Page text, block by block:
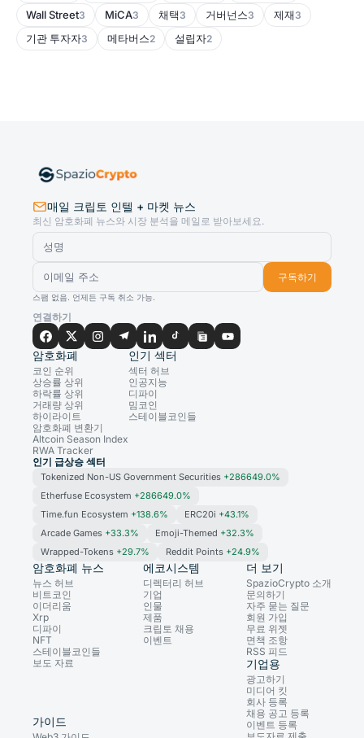
Wall Street3 MiCA3 채택 3 거버넌스3 제재 3
기관 투자자3 메타버스2 설립자2
매일 크립토 인텔 + 마켓 뉴스
최신 암호화폐 뉴스와 시장 분석을 메일로 받아보세요.
구독하기
스팸 없음. 언제든 구독 취소 가능.
연결하기
암호화폐
코인 순위
상승률 상위
하락률 상위
거래량 상위
하이라이트
암호화폐 변환기
Altcoin Season Index
RWA Tracker
인기 섹터
섹터 허브
인공지능
디파이
밈코인
스테이블코인들
인기 급상승 섹터
Tokenized Non-US Government Securities +286649.0%
Etherfuse Ecosystem +286649.0%
Time.fun Ecosystem +138.6% ERC20i +43.1%
Arcade Games +33.3% Emoji-Themed +32.3%
Wrapped-Tokens +29.7% Reddit Points +24.9%
암호화폐 뉴스
뉴스 허브
비트코인
이더리움
Xrp
디파이
NFT
스테이블코인들
보도 자료
에코시스템
디렉터리 허브
기업
인물
제품
크립토 채용
이벤트
가이드
더 보기
SpazioCrypto 소개
문의하기
자주 묻는 질문
회원 가입
무료 위젯
면책 조항
RSS 피드
기업용
광고하기
미디어 킷
회사 등록
채용 공고 등록
이벤트 등록